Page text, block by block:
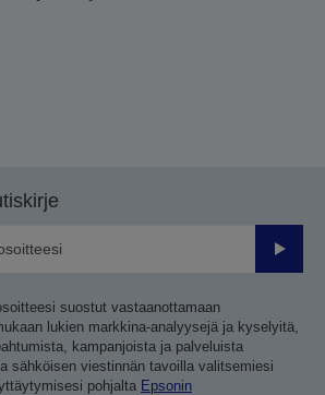
Lähetä
suostut vastaanottamaan
lukien markkina-analyysejä ja kyselyitä,
kampanjoista ja palveluista
sähköisen viestinnän tavoilla valitsemiesi
pohjalta Epsonin